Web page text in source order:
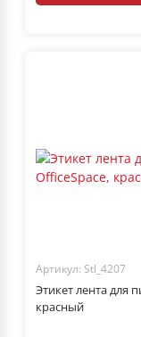
Артикул: Stl_4207
Этикет лента для
красный